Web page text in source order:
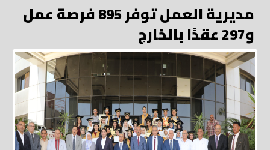
مديرية العمل توفر 895 فرصة عمل
و297 عقدًا بالخارج